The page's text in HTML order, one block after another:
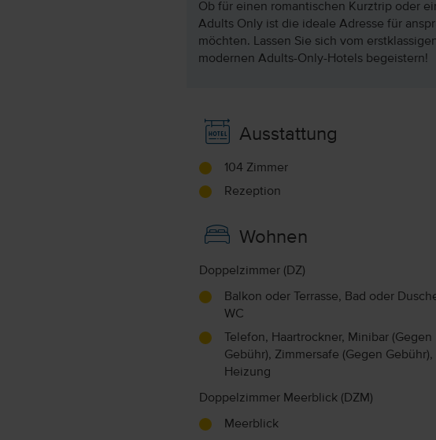
Ob für einen romantischen Kurztrip oder
Adults Only ist die ideale Adresse für
möchten. Lassen Sie sich vom
modernen Adults-Only-Hotels begeistern!
Ausstattung
104 Zimmer
Rezeption
Wohnen
Doppelzimmer (DZ)
Balkon oder Terrasse, Bad oder
WC
Telefon, Haartrockner, Minibar (Gegen
Gebühr), Zimmersafe (Gegen Gebühr),
Heizung
Doppelzimmer Meerblick (DZM)
Meerblick